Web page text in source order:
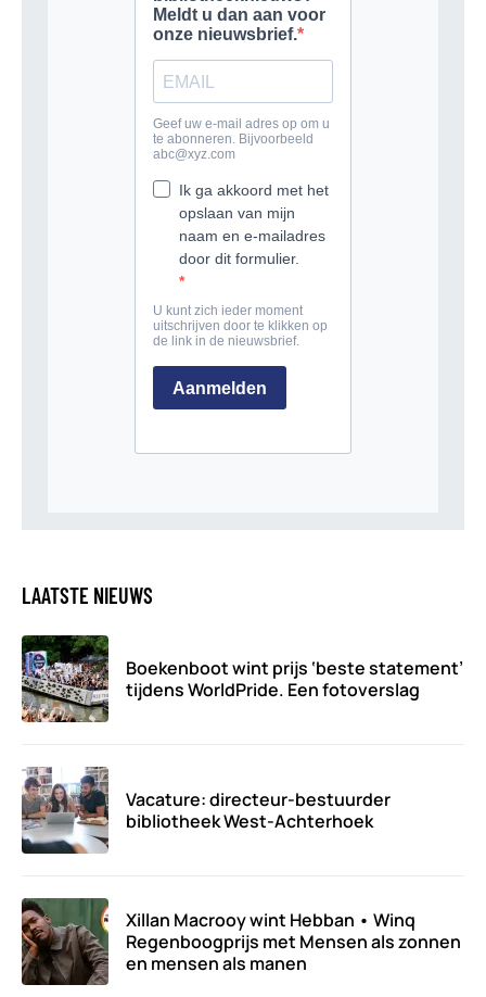
LAATSTE NIEUWS
Boekenboot wint prijs ‘beste statement’
tijdens WorldPride. Een fotoverslag
Vacature: directeur-bestuurder
bibliotheek West-Achterhoek
Xillan Macrooy wint Hebban • Winq
Regenboogprijs met Mensen als zonnen
en mensen als manen